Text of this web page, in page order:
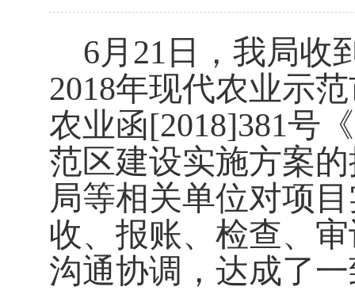
6月21日，我局收
2018年现代农业示
农业函[2018]381号
范区建设实施方案
局等相关单位对项
收、报账、检查、
沟通协调，达成了